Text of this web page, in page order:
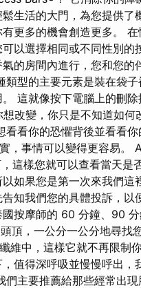
生活的大門，為您提供了
更多的機會創造更多。 在
以選擇相同或不同性別的
的房間內進行，您和您的
類型的主要元素是裝在袋
這就像按下電腦上的刪
改變，你只是不知道如何
看看你的恐懼背後並看看
，事情可以變得更容易。
這樣您就可以查看當天是
如果您是第一次來我們這
知我們您的具體投訴，以
按摩師的 60 分鐘、90
頂，一公分一公分地尋找
維中，這樣它就不再限制
值得深呼吸並慢慢呼出，
主要推薦給那些經常出現